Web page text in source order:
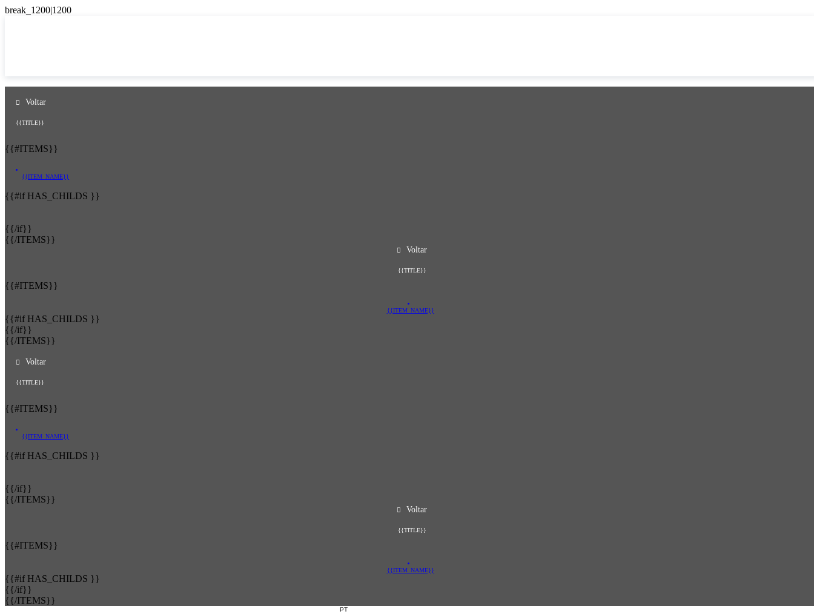
Voltar
{{TITLE}}
{{#ITEMS}}
{{ITEM_NAME}}
{{#if HAS_CHILDS }}
{{/if}}
{{/ITEMS}}
Voltar
{{TITLE}}
{{#ITEMS}}
{{ITEM_NAME}}
{{#if HAS_CHILDS }}
{{/if}}
{{/ITEMS}}
Voltar
{{TITLE}}
{{#ITEMS}}
{{ITEM_NAME}}
{{#if HAS_CHILDS }}
{{/if}}
{{/ITEMS}}
Voltar
{{TITLE}}
{{#ITEMS}}
{{ITEM_NAME}}
{{#if HAS_CHILDS }}
{{/if}}
{{/ITEMS}}
PT